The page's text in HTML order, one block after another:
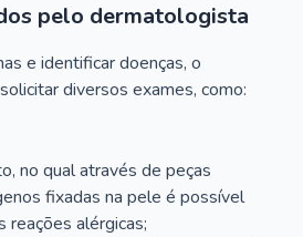
pelo dermatologista
e identificar doenças, o
diversos exames, como:
no qual através de peças
fixadas na pele é possível
reações alérgicas;